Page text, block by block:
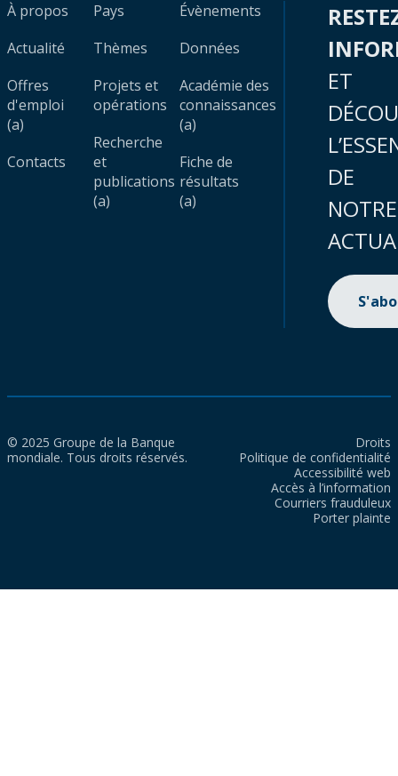
À propos
Actualité
Offres
d'emploi
(a)
Contacts
Pays
Thèmes
Projets et
opérations
Recherche
et
publications
(a)
Évènements
Données
Académie des
connaissances
(a)
Fiche de
résultats
(a)
ET
DE
NOTRE
© 2025 Groupe de la Banque
mondiale. Tous droits réservés.
Droits
Politique de confidentialité
Accessibilité web
Accès à l’information
Courriers frauduleux
Porter plainte